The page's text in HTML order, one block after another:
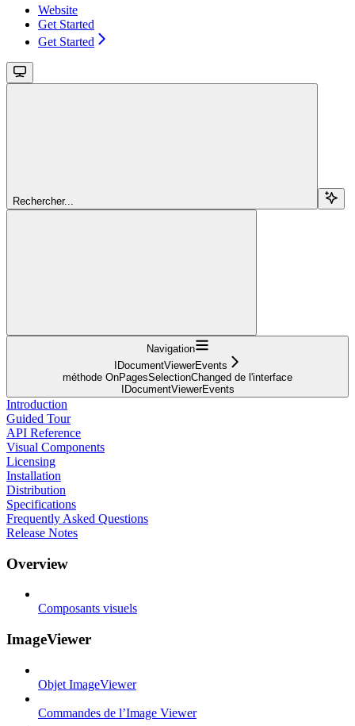
Website
Get Started
Get Started
Rechercher...
Navigation
IDocumentViewerEvents
méthode OnPagesSelectionChanged de l'interface
IDocumentViewerEvents
Introduction
Guided Tour
API Reference
Visual Components
Licensing
Installation
Distribution
Specifications
Frequently Asked Questions
Release Notes
Overview
Composants visuels
ImageViewer
Objet ImageViewer
Commandes de l’Image Viewer